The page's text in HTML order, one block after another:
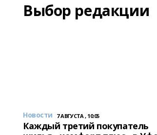
Выбор редакции
Новости 7 АВГУСТА , 10:05
Каждый третий покупатель